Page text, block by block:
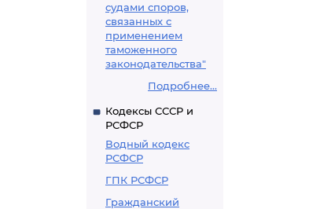
судами споров,
связанных с
применением
таможенного
законодательства"
Подробнее...
Кодексы СССР и
РСФСР
Водный кодекс
РСФСР
ГПК РСФСР
Гражданский